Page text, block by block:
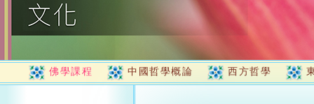
佛學課程 中國哲學概論 西方哲學